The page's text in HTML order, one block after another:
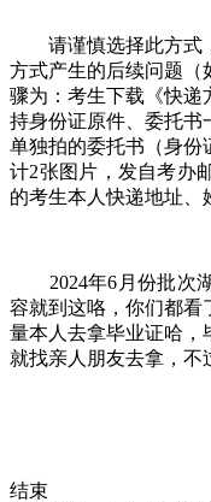
请谨慎选择此方式
方式产生的后续问题（
骤为：考生下载《快递
持身份证原件、委托书
单独拍的委托书（身份
计2张图片，发自考办
的考生本人快递地址、
2024年6月份批次湖
容就到这咯，你们都看
量本人去拿毕业证哈，
就找亲人朋友去拿，不
结束